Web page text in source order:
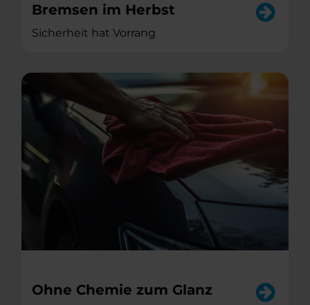
Bremsen im Herbst
Sicherheit hat Vorrang
Ohne Chemie zum Glanz